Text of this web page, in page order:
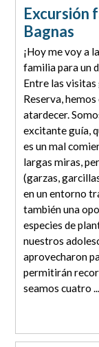
Excursión
Bagnas
¡Hoy me voy a
familia para un
Entre las visitas
Reserva,
atardecer.
excitante guía,
es un mal
largas miras,
(garzas,
en un entorno
también una
especies de
nuestros
aprovecharon
permitirán
seamos cuatro ...